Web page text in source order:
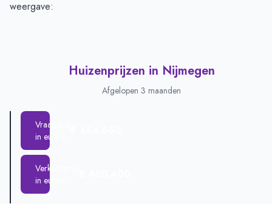
weergave:
Huizenprijzen in Nijmegen
Afgelopen 3 maanden
Vraagprijs
in euro's
Verkoopprijs
in euro's